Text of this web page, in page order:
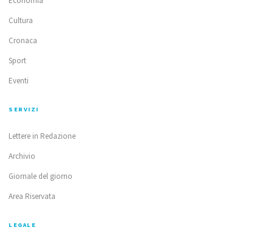
Cultura
Cronaca
Sport
Eventi
SERVIZI
Lettere in Redazione
Archivio
Giornale del giorno
Area Riservata
LEGALE